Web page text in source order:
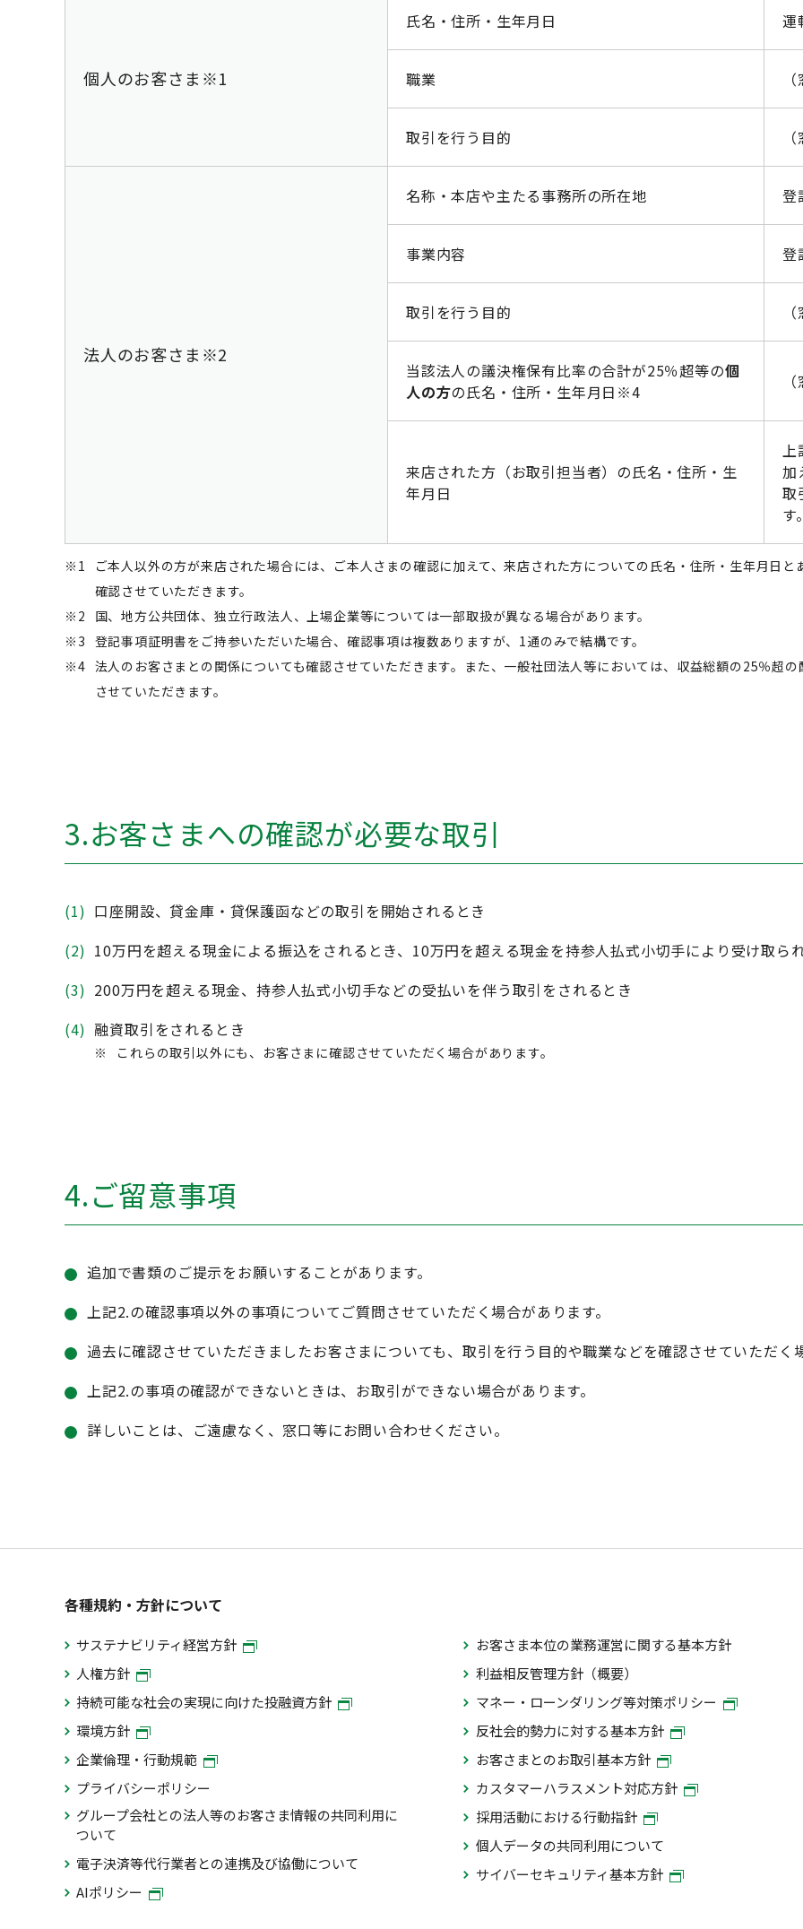
個人のお客さま※1
氏名・住所・生年月日 運
職業
取引を行う目的
法人のお客さま※2
名称・本店や主たる事務所の所在地 登
事業内容 登
取引を行う目的
当該法人の議決権保有比率の合計が25％超等の個
人の方の氏名・住所・生年月日※4
来店された方（お取引担当者）の氏名・住所・生
年月日
上
加
取
す
※1
ご本人以外の方が来店された場合には、ご本人さまの確認に加えて、来店された方についての氏名・住所・生年月日
確認させていただきます。
※2
国、地方公共団体、独立行政法人、上場企業等については一部取扱が異なる場合があります。
※3 登記事項証明書をご持参いただいた場合、確認事項は複数ありますが、1通のみで結構です。
※4 法人のお客さまとの関係についても確認させていただきます。また、一般社団法人等においては、収益総額の25％超
させていただきます。
3.お客さまへの確認が必要な取引
(1) 口座開設、貸金庫・貸保護函などの取引を開始されるとき
(2) 10万円を超える現金による振込をされるとき、10万円を超える現金を持参人払式小切手により受け取ら
(3) 200万円を超える現金、持参人払式小切手などの受払いを伴う取引をされるとき
(4) 融資取引をされるとき
※ これらの取引以外にも、お客さまに確認させていただく場合があります。
4.ご留意事項
追加で書類のご提示をお願いすることがあります。
上記2.の確認事項以外の事項についてご質問させていただく場合があります。
過去に確認させていただきましたお客さまについても、取引を行う目的や職業などを確認させていただく
上記2.の事項の確認ができないときは、お取引ができない場合があります。
詳しいことは、ご遠慮なく、窓口等にお問い合わせください。
各種規約・方針について
サステナビリティ経営方針
人権方針
持続可能な社会の実現に向けた投融資方針
環境方針
企業倫理・行動規範
プライバシーポリシー
グループ会社との法人等のお客さま情報の共同利用に
ついて
電子決済等代行業者との連携及び協働について
AIポリシー
お客さま本位の業務運営に関する基本方針
利益相反管理方針（概要）
マネー・ローンダリング等対策ポリシー
反社会的勢力に対する基本方針
お客さまとのお取引基本方針
カスタマーハラスメント対応方針
採用活動における行動指針
個人データの共同利用について
サイバーセキュリティ基本方針